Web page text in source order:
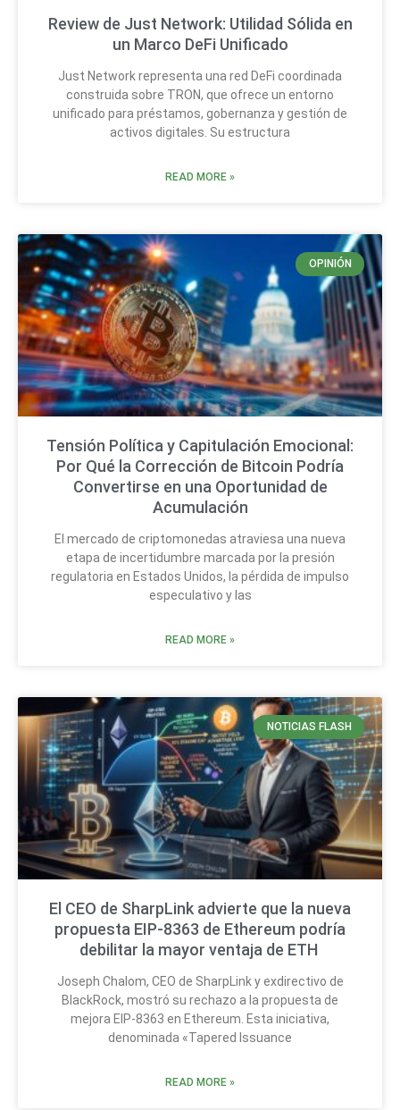
Review de Just Network: Utilidad Sólida en
un Marco DeFi Unificado
Just Network representa una red DeFi coordinada
construida sobre TRON, que ofrece un entorno
unificado para préstamos, gobernanza y gestión de
activos digitales. Su estructura
READ MORE »
OPINIÓN
Tensión Política y Capitulación Emocional:
Por Qué la Corrección de Bitcoin Podría
Convertirse en una Oportunidad de
Acumulación
El mercado de criptomonedas atraviesa una nueva
etapa de incertidumbre marcada por la presión
regulatoria en Estados Unidos, la pérdida de impulso
especulativo y las
READ MORE »
NOTICIAS FLASH
El CEO de SharpLink advierte que la nueva
propuesta EIP-8363 de Ethereum podría
debilitar la mayor ventaja de ETH
Joseph Chalom, CEO de SharpLink y exdirectivo de
BlackRock, mostró su rechazo a la propuesta de
mejora EIP-8363 en Ethereum. Esta iniciativa,
denominada «Tapered Issuance
READ MORE »